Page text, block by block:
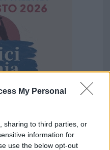
My Personal
sharing to third parties, or
information for
use the below opt-out
nazionali?